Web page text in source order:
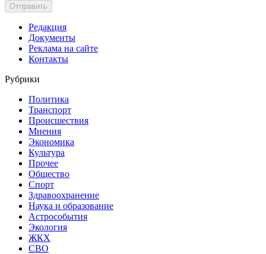
Отправить
Редакция
Документы
Реклама на сайте
Контакты
Рубрики
Политика
Транспорт
Происшествия
Мнения
Экономика
Культура
Прочее
Общество
Спорт
Здравоохранение
Наука и образование
Астрособытия
Экология
ЖКХ
СВО